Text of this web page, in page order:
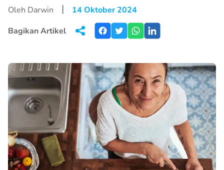
Oleh Darwin |
14 Oktober 2024
Bagikan Artikel